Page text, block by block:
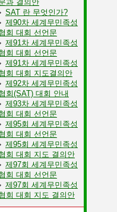
과 결의안
SAT 란 무엇인가?
제90차 세계무민족성
회 대회 선언문
제91차 세계무민족성
회 대회 선언문
제91차 세계무민족성
회 대회 지도결의안
제92차 세계무민족성
회(SAT) 대회 안내
제93차 세계무민족성
회 대회 선언문
제95회 세계무민족성
회 대회 선언문
제95회 세계무민족성
회 대회 지도 결의안
제97회 세계무민족성
회 대회 선언문
제97회 세계무민족성
회 대회 지도 결의안